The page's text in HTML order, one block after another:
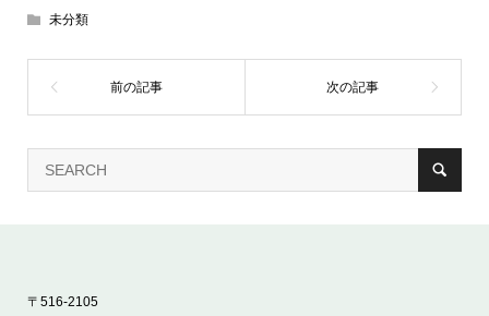
未分類
〒516-2105